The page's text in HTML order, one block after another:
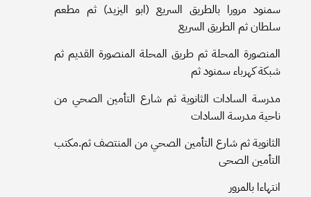
سمنود مرورا بالطريق السريع (ابو اليزيد) ثم مطعم
سلطان ثم الطريق السريع
المنصورة المحلة ثم طريق المحلة المنصورة القديم ثم
شبكة كهرباء سمنود ثم
مدرسة السادات الثانوية ثم شارع التأمين الصحي من
ناحية مدرسة السادات
الثانوية ثم شارع التأمين الصحي من المنتصف ثم.مكتب
التأمين الصحى
انتهاءا بالمرور